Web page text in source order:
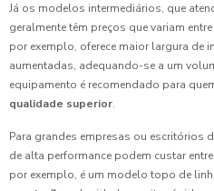
Já os modelos intermediários, que
geralmente têm preços que variam
por exemplo, oferece maior largura de
aumentadas, adequando-se a um
equipamento é recomendado para
qualidade superior.
Para grandes empresas ou escritórios
de alta performance podem custar
por exemplo, é um modelo topo de